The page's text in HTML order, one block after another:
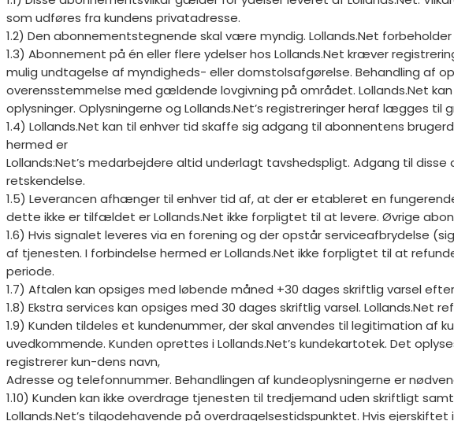
som udføres fra kundens privatadresse.
1.2) Den abonnementstegnende skal være myndig. Lollands.Net
1.3) Abonnement på én eller flere ydelser hos Lollands.Net kræver
mulig undtagelse af myndigheds- eller domstolsafgørelse. Behandling af
overensstemmelse med gældende lovgivning på området. Lollands.Net
oplysninger. Oplysningerne og Lollands.Net’s registreringer heraf lægges
1.4) Lollands.Net kan til enhver tid skaffe sig adgang til abonnentens
hermed er
Lollands:Net’s medarbejdere altid underlagt tavshedspligt. Adgang til
retskendelse.
1.5) Leverancen afhænger til enhver tid af, at der er etableret en
dette ikke er tilfældet er Lollands.Net ikke forpligtet til at levere. Øvrige
1.6) Hvis signalet leveres via en forening og der opstår serviceafbrydelse
af tjenesten. I forbindelse hermed er Lollands.Net ikke forpligtet til at
periode.
1.7) Aftalen kan opsiges med løbende måned +30 dages skriftlig varsel
1.8) Ekstra services kan opsiges med 30 dages skriftlig varsel.
1.9) Kunden tildeles et kundenummer, der skal anvendes til legitimation af
uvedkommende. Kunden oprettes i Lollands.Net’s kundekartotek. Det
registrerer kun-dens navn,
Adresse og telefonnummer. Behandlingen af kundeoplysningerne er
1.10) Kunden kan ikke overdrage tjenesten til tredjemand uden skriftligt
Lollands.Net’s tilgodehavende på overdragelsestidspunktet. Hvis